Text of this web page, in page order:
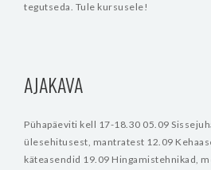
tegutseda. Tule kursusele!
AJAKAVA
Pühapäeviti kell 17-18.30 05.09
ülesehitusest, mantratest 12.09
käteasendid 19.09 Hingamistehnikad,